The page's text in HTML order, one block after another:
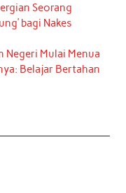
Seorang
bagi Nakes
Negeri Mulai Menua
Belajar Bertahan